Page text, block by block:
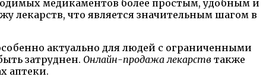
медикаментов более простым, удобным и
лекарств, что является значительным шагом в
актуально для людей с ограниченными
затруднен. Онлайн-продажа лекарств также
аптеки.